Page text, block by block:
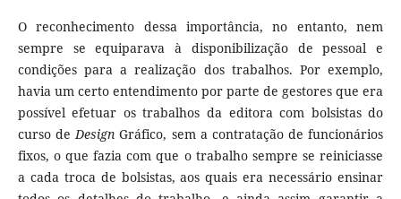
O reconhecimento dessa importância, no entanto, nem
sempre se equiparava à disponibilização de pessoal e
condições para a realização dos trabalhos. Por exemplo,
havia um certo entendimento por parte de gestores que era
possível efetuar os trabalhos da editora com bolsistas do
curso deDesign Gráfico, sem a contratação de funcionários
fixos, o que fazia com que o trabalho sempre se reiniciasse
a cada troca de bolsistas, aos quais era necessário ensinar